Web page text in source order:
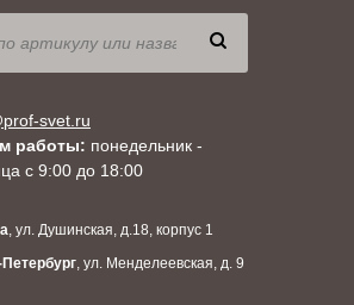
svet.ru
работы: понедельник -
с 9:00 до 18:00
, ул. Душинская, д.18, корпус 1
, ул. Менделеевская, д. 9